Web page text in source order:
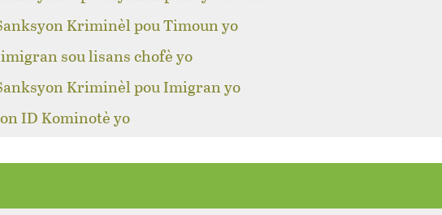
Kriminèl pou Timoun yo
sou lisans chofè yo
Kriminèl pou Imigran yo
ID Kominotè yo